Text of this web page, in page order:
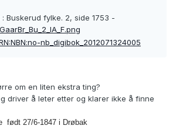
Buskerud fylke. 2, side 1753 -
nb_digibok_2012071324005
om en liten ekstra ting?
driver å leter etter og klarer ikke å finne
født 27/6-1847 i Drøbak